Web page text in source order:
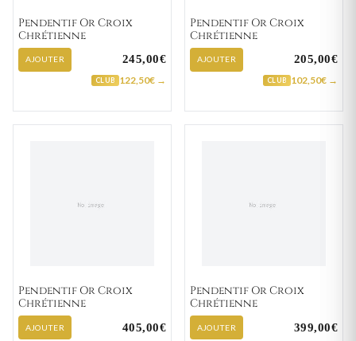
Pendentif Or Croix
Chrétienne
AJOUTER 245,00€
CLUB 122,50€ →
Pendentif Or Croix
Chrétienne
AJOUTER 205,00€
CLUB 102,50€ →
Pendentif Or Croix
Chrétienne
AJOUTER 405,00€
Pendentif Or Croix
Chrétienne
AJOUTER 399,00€